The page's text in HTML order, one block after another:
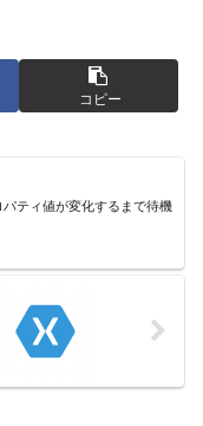
コピー
ティ値が変化するまで待機